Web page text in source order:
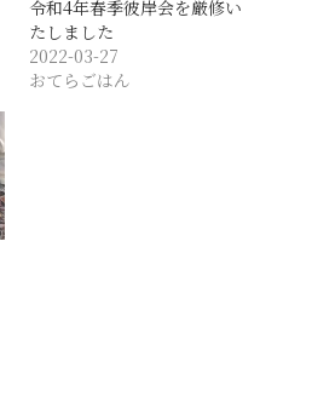
令和4年春季彼岸会を厳修い
たしました
2022-03-27
おてらごはん